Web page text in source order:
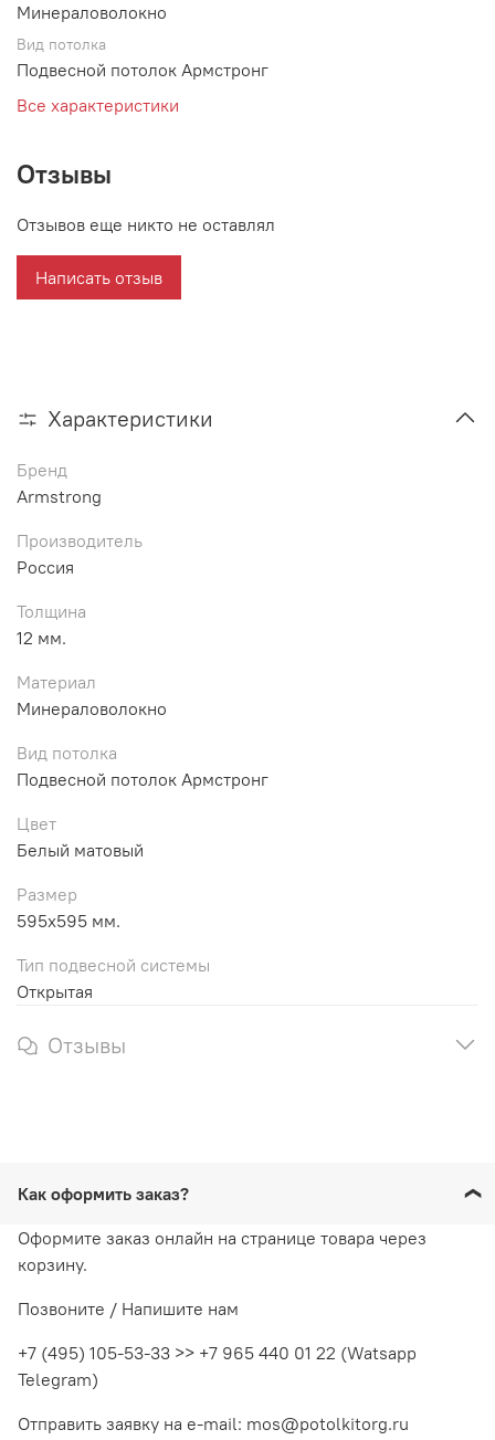
Минераловолокно
Вид потолка
Подвесной потолок Армстронг
Все характеристики
Отзывы
Отзывов еще никто не оставлял
Написать отзыв
Характеристики
Бренд
Armstrong
Производитель
Россия
Толщина
12 мм.
Материал
Минераловолокно
Вид потолка
Подвесной потолок Армстронг
Цвет
Белый матовый
Размер
595х595 мм.
Тип подвесной системы
Открытая
Отзывы
Как оформить заказ?
Оформите заказ онлайн на странице товара через
корзину.
Позвоните / Напишите нам
+7 (495) 105-53-33 >> +7 965 440 01 22 (Watsapp
Telegram)
Отправить заявку на e-mail: mos@potolkitorg.ru